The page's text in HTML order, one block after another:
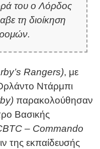
του ο Λόρδος
τη διοίκηση
Rangers), με
Ντάρμπι
παρακολούθησαν
Βασικής
– Commando
της εκπαίδευσής